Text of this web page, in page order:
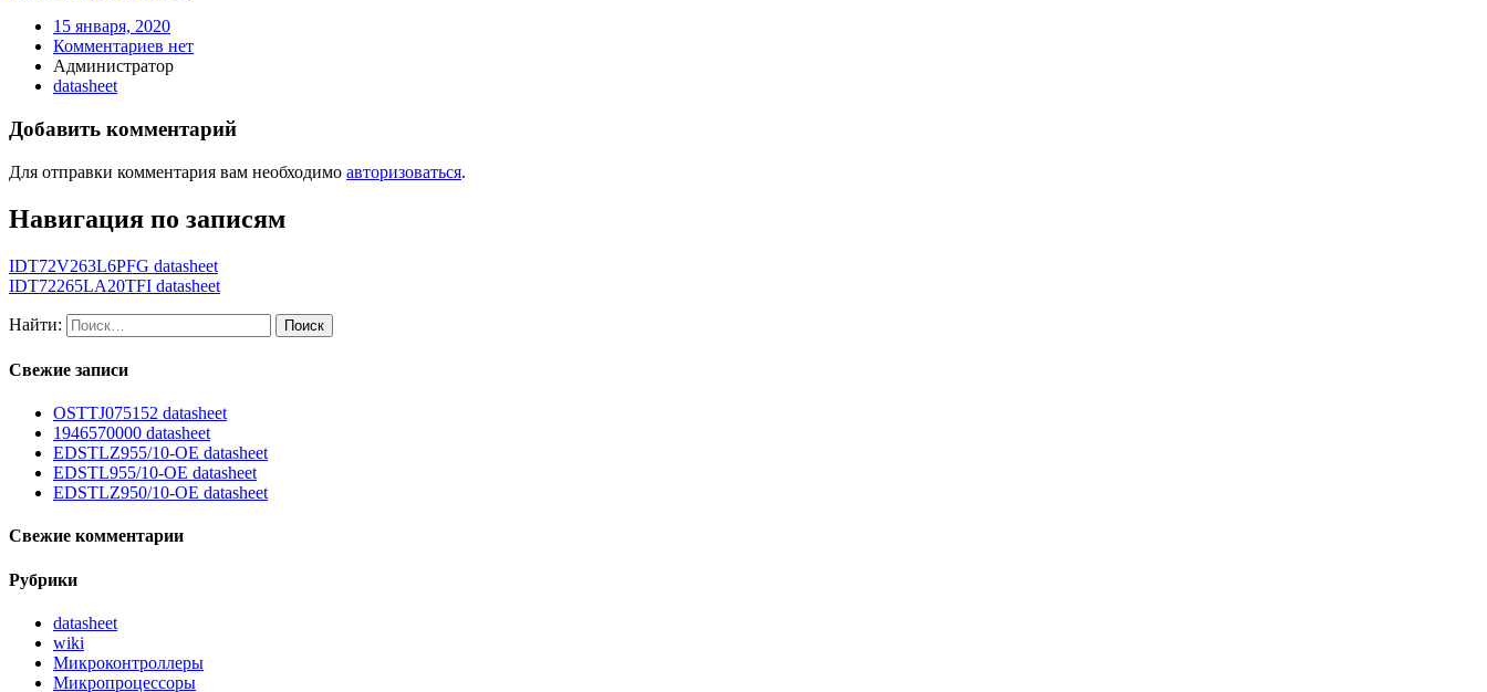
15 января, 2020
Комментариев нет
Администратор
datasheet
Добавить комментарий
Для отправки комментария вам необходимо авторизоваться.
Навигация по записям
IDT72V263L6PFG datasheet
IDT72265LA20TFI datasheet
Найти:
Свежие записи
OSTTJ075152 datasheet
1946570000 datasheet
EDSTLZ955/10-OE datasheet
EDSTL955/10-OE datasheet
EDSTLZ950/10-OE datasheet
Свежие комментарии
Рубрики
datasheet
wiki
Микроконтроллеры
Микропроцессоры